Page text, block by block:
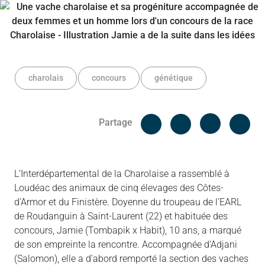
charolais concours génétique
Partage
Facebook
L’Interdépartemental de la Charolaise a rassemblé à
Loudéac des animaux de cinq élevages des Côtes-
d’Armor et du Finistère. Doyenne du troupeau de l’EARL
de Roudanguin à Saint-Laurent (22) et habituée des
concours, Jamie (Tombapik x Habit), 10 ans, a marqué
de son empreinte la rencontre. Accompagnée d’Adjani
(Salomon), elle a d’abord remporté la section des vaches